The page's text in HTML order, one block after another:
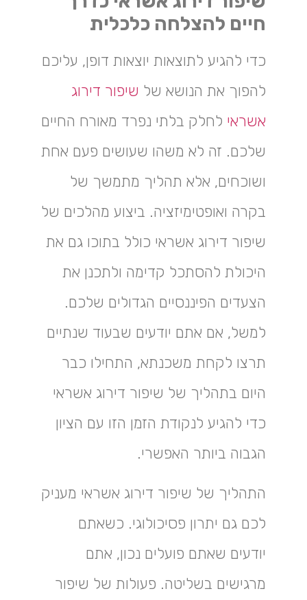
חיים להצלחה כלכלית
כדי להגיע לתוצאות יוצאות דופן, עליכם
להפוך את הנושא של שיפור דירוג
אשראי לחלק בלתי נפרד מאורח החיים
שלכם. זה לא משהו שעושים פעם אחת
ושוכחים, אלא תהליך מתמשך של
בקרה ואופטימיזציה. ביצוע מהלכים של
שיפור דירוג אשראי כולל בתוכו גם את
היכולת להסתכל קדימה ולתכנן את
הצעדים הפיננסיים הגדולים שלכם.
למשל, אם אתם יודעים שבעוד שנתיים
תרצו לקחת משכנתא, התחילו כבר
היום בתהליך של שיפור דירוג אשראי
כדי להגיע לנקודת הזמן הזו עם הציון
הגבוה ביותר האפשרי.
התהליך של שיפור דירוג אשראי מעניק
לכם גם יתרון פסיכולוגי. כשאתם
יודעים שאתם פועלים נכון, אתם
מרגישים בשליטה. פעולות של שיפור